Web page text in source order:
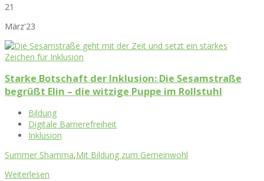
21
März'23
Starke Botschaft der Inklusion: Die Sesamstraße
begrüßt Elin – die witzige Puppe im Rollstuhl
Bildung
Digitale Barrierefreiheit
Inklusion
Summer Shamma,Mit Bildung zum Gemeinwohl
Weiterlesen